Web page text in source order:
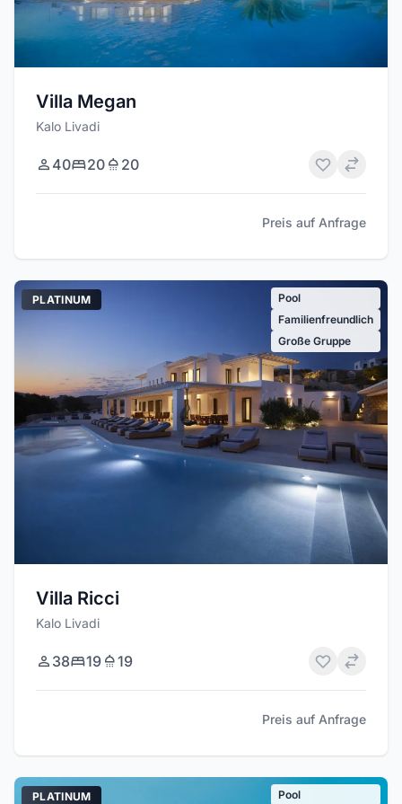
Villa Megan
Kalo Livadi
40 20 20
Preis auf Anfrage
PLATINUM
Pool
Familienfreundlich
Große Gruppe
Villa Ricci
Kalo Livadi
38 19 19
Preis auf Anfrage
PLATINUM Pool